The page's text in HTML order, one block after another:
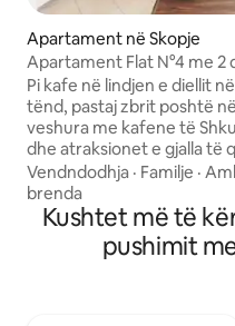
Apartament në Skopje
Apartament Flat N°4 me 2
Qendër | Hyrje me
Pi kafe në lindjen e diellit
tënd, pastaj zbrit poshtë
veshura me kafene të
dhe atraksionet e gjalla të
një shëtitje e shkurtër larg. Brenda,
apartamenti nr. 4 është një
pastër me ngjyrë të
dhoma gjumi të ajrosura,
vogël e mirëmenduar dhe
Vendndodhja · Familje ·
brenda
Kushtet më të
pushimit